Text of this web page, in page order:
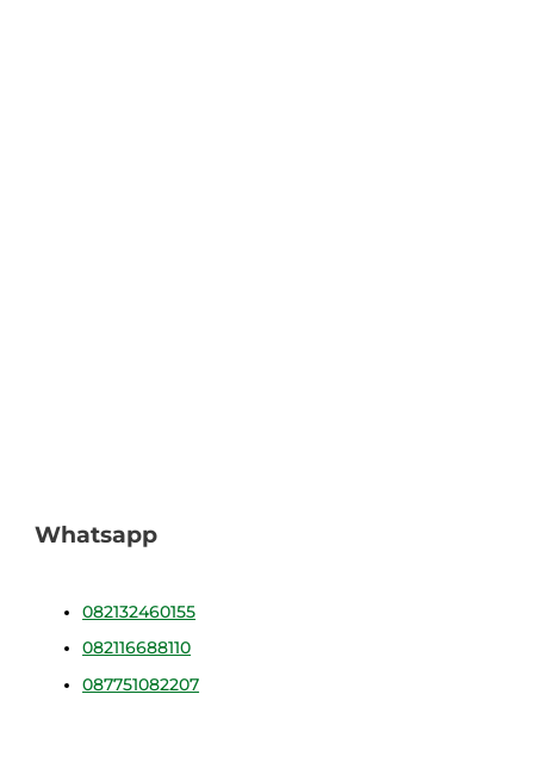
Whatsapp
082132460155
082116688110
087751082207